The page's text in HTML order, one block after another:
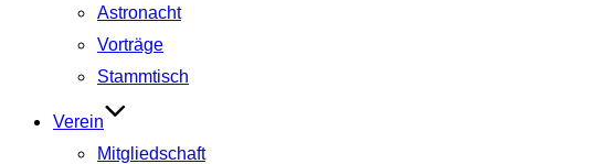
Astronacht
Vorträge
Stammtisch
Verein
Mitgliedschaft